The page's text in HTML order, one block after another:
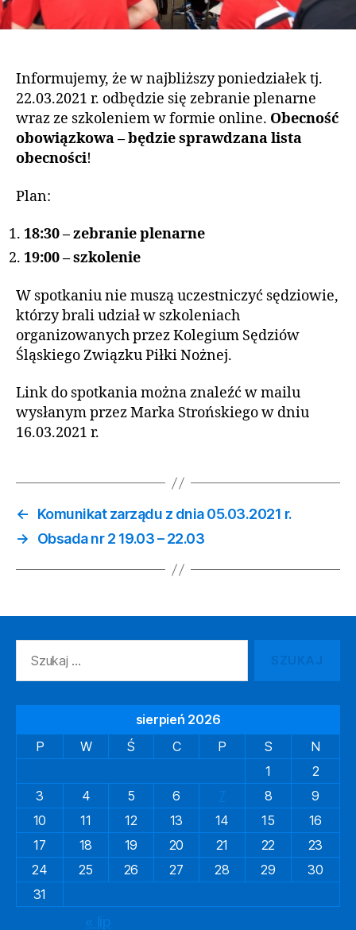
Informujemy, że w najbliższy poniedziałek tj.
22.03.2021 r. odbędzie się zebranie plenarne
wraz ze szkoleniem w formie online. Obecność
obowiązkowa– będzie sprawdzana lista
obecności!
Plan:
18:30 – zebranie plenarne
19:00 – szkolenie
W spotkaniu nie muszą uczestniczyć sędziowie,
którzy brali udział w szkoleniach
organizowanych przez Kolegium Sędziów
Śląskiego Związku Piłki Nożnej.
Link do spotkania można znaleźć w mailu
wysłanym przez Marka Strońskiego w dniu
16.03.2021 r.
←
Komunikat zarządu z dnia 05.03.2021 r.
→
Obsada nr 2 19.03 – 22.03
sierpień 2026
P
W Ś C P S
N
1
2
3
4 5 6 7 8
9
10
11 12 13 14 15
16
17
18 19 20 21 22
23
24
25 26 27 28 29
30
31
« lip